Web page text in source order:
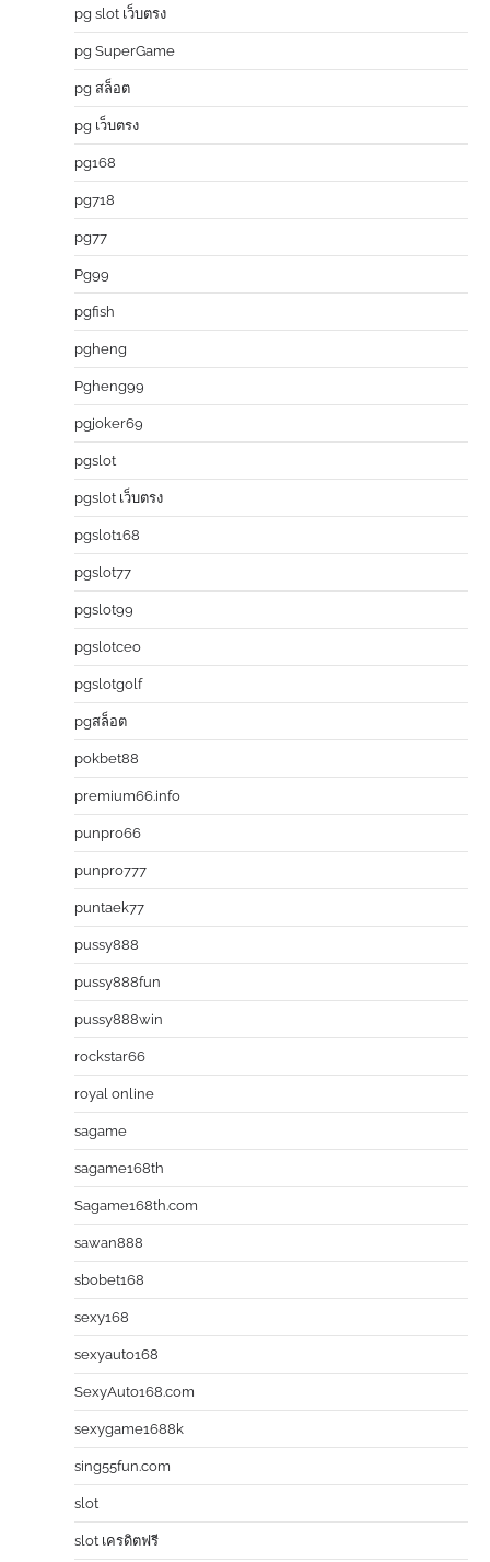
pg slot เว็บตรง
pg SuperGame
pg สล็อต
pg เว็บตรง
pg168
pg718
pg77
Pg99
pgfish
pgheng
Pgheng99
pgjoker69
pgslot
pgslot เว็บตรง
pgslot168
pgslot77
pgslot99
pgslotceo
pgslotgolf
pgสล็อต
pokbet88
premium66.info
punpro66
punpro777
puntaek77
pussy888
pussy888fun
pussy888win
rockstar66
royal online
sagame
sagame168th
Sagame168th.com
sawan888
sbobet168
sexy168
sexyauto168
SexyAuto168.com
sexygame1688k
sing55fun.com
slot
slot เครดิตฟรี